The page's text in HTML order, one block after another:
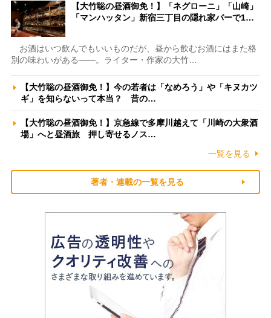
【大竹聡の昼酒御免！】「ネグローニ」「山崎」
「マンハッタン」新宿三丁目の隠れ家バーで1…
お酒はいつ飲んでもいいものだが、昼から飲むお酒にはまた格
別の味わいがある――。ライター・作家の大竹…
【大竹聡の昼酒御免！】今の若者は「なめろう」や「キヌカツ
ギ」を知らないって本当？ 昔の…
【大竹聡の昼酒御免！】京急線で多摩川越えて「川崎の大衆酒
場」へと昼酒旅 押し寄せるノス…
一覧を見る
著者・連載の一覧を見る